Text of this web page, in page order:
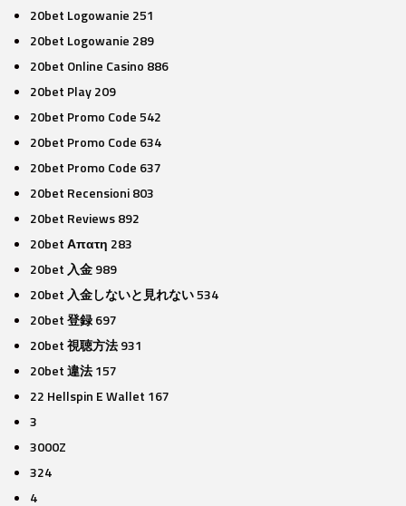
20bet Logowanie 251
20bet Logowanie 289
20bet Online Casino 886
20bet Play 209
20bet Promo Code 542
20bet Promo Code 634
20bet Promo Code 637
20bet Recensioni 803
20bet Reviews 892
20bet Απατη 283
20bet 入金 989
20bet 入金しないと見れない 534
20bet 登録 697
20bet 視聴方法 931
20bet 違法 157
22 Hellspin E Wallet 167
3
3000Z
324
4